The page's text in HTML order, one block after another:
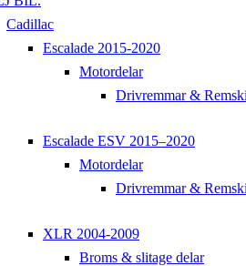
Cadillac
Escalade 2015-2020
Motordelar
Drivremmar &
Escalade ESV 2015–2020
Motordelar
Drivremmar &
XLR 2004-2009
Broms & slitage delar